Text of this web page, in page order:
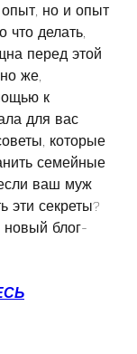
но и опыт
делать,
перед этой
же,
к
для вас
которые
семейные
ваш муж
эти секреты?
новый блог-